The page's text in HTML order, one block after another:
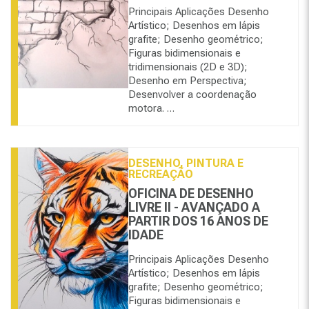
Principais Aplicações Desenho
Artístico; Desenhos em lápis
grafite; Desenho geométrico;
Figuras bidimensionais e
tridimensionais (2D e 3D);
Desenho em Perspectiva;
Desenvolver a coordenação
motora. …
DESENHO, PINTURA E
RECREAÇÃO
OFICINA DE DESENHO
LIVRE II - AVANÇADO A
PARTIR DOS 16 ANOS DE
IDADE
Principais Aplicações Desenho
Artístico; Desenhos em lápis
grafite; Desenho geométrico;
Figuras bidimensionais e